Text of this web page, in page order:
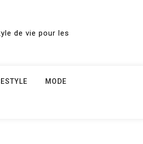
de vie pour les
MODE